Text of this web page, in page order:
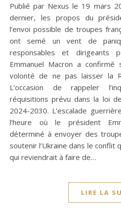
Publié par Nexus le 19 mars 2024 Le 26 février [2024]
dernier, les propos du
l’envoi possible de troupes
ont semé un vent de
responsables et dirigeants
Emmanuel Macron a
volonté de ne pas laisser la
L’occasion de rappeler
réquisitions prévu dans la loi
2024-2030. L’escalade
l’heure où le président
déterminé à envoyer des
soutenir l’Ukraine dans le conflit
qui reviendrait à faire de…
LIRE LA